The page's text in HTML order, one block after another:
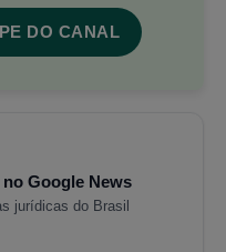
DO CANAL
Google News
jurídicas do Brasil